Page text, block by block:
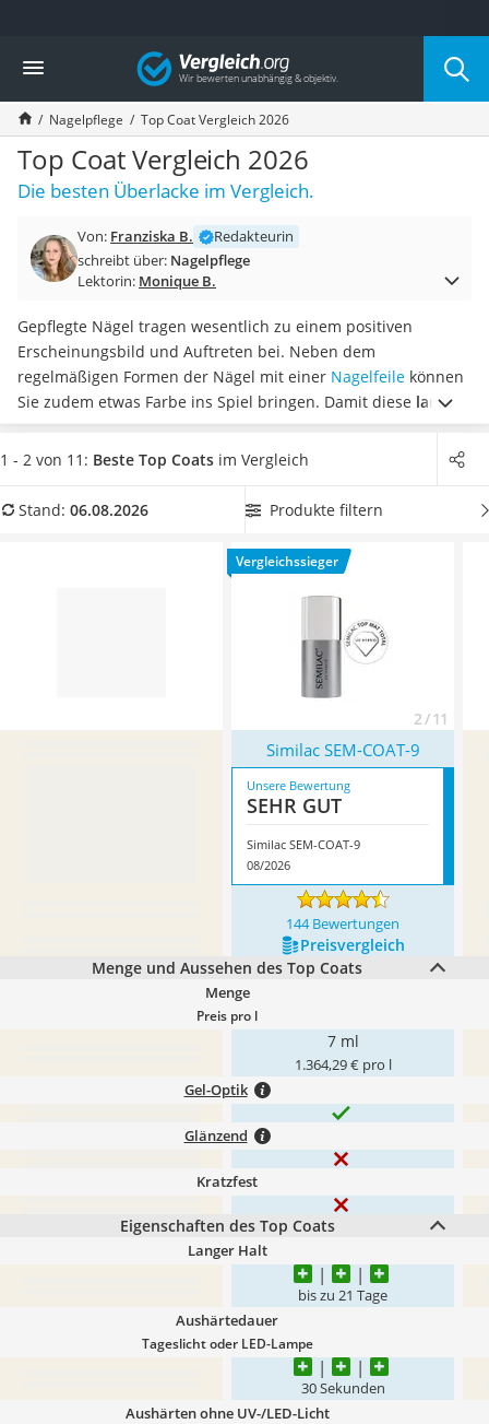
Die beliebtesten Vergleiche nach Kategorie
Drogerie
Inhalator
Haarschneider
Rollator
Braun Rasierer
Katzenklappe (Chip)
Masturbator
Massagepistole
Reisehaartrockner
Eiweißpulver
Magnesiumpräparat
Katzenklappe
Nackenmassagegerät
Zeckenschutz Katze
Philips-Sonicare-Zahnbürste
Vergleich
Nagelpflege Top Coat Vergleich 2026
Top Coat Vergleich 2026
Die besten Überlacke im Vergleich.
Von: Franziska B.
Redakteurin
schreibt über: Nagelpflege
Lektorin: Monique B.
Gepflegte Nägel tragen wesentlich zu einem positiven
Erscheinungsbild und Auftreten bei. Neben dem
regelmäßigen Formen der Nägel mit einer Nagelfeile können
Sie zudem etwas Farbe ins Spiel bringen. Damit diese lange
ansehnlich bleibt und nicht splittert, raten diverse Tests im
Internet zum Auftragen von Top Coat. Wählen Sie jetzt aus
Aushärtezeit , damit Sie schnell wieder Ihrem normalen Alltag
Similac SEM-COAT-9* mit seinen
1 - 2 von 11: Beste Top Coats im Vergleich
Stand: 06.08.2026 Produkte filtern
Vergleichssieger
2 / 11
Similac SEM-COAT-9
Unsere Bewertung
SEHR GUT
Similac SEM-COAT-9
08/2026
144 Bewertungen
Preis­vergleich
Menge und Aussehen des Top Coats
Menge
Preis pro l
7 ml
1.364,29 € pro l
Gel-Optik
Glänzend
Kratzfest
Eigenschaften des Top Coats
Langer Halt
bis zu 21 Tage
Aushärtedauer
Tageslicht oder LED-Lampe
30 Sekunden
Aushärten ohne UV-/LED-Licht